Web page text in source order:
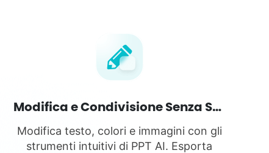
Modifica e Condivisione Senza Sforzo
Modifica testo, colori e immagini con gli
strumenti intuitivi di PPT AI. Esporta